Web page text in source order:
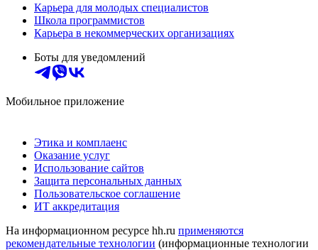
Карьера для молодых специалистов
Школа программистов
Карьера в некоммерческих организациях
Боты для уведомлений
Мобильное приложение
Этика и комплаенс
Оказание услуг
Использование сайтов
Защита персональных данных
Пользовательское соглашение
ИТ аккредитация
На информационном ресурсе hh.ru применяются
рекомендательные технологии (информационные технологии